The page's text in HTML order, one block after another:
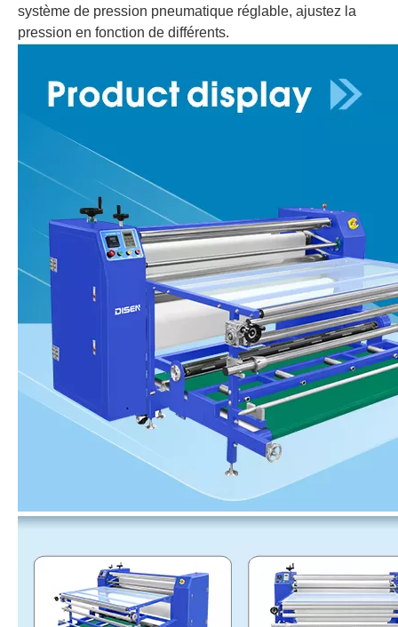
système de pression pneumatique réglable, ajustez la
pression en fonction de différents.